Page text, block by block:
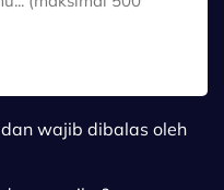
wajib dibalas oleh